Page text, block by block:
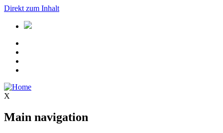
Direkt zum Inhalt
X
Main navigation